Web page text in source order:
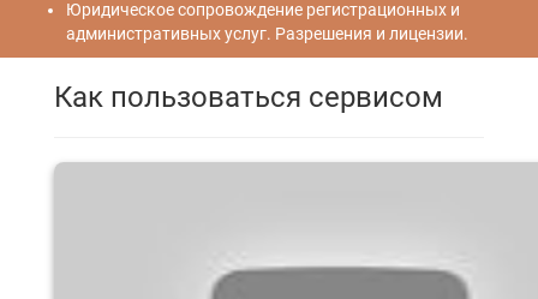
Юридическое сопровождение регистрационных и
административных услуг. Разрешения и лицензии.
Как пользоваться сервисом